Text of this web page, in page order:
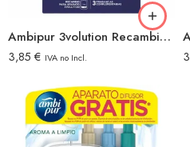
Ambipur 3volution Recambio Aroma Limpio
3,85 € IVA no Incl.